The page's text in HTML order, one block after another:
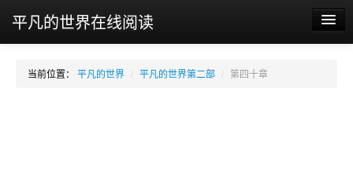
平凡的世界在线阅读
当前位置： 平凡的世界 / 平凡的世界第二部 / 第四十章